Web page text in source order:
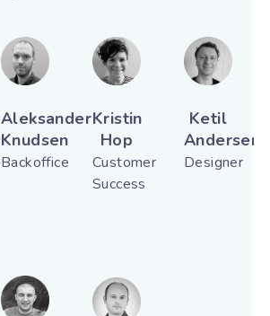
Aleksander
Knudsen
Backoffice
Kristin
Hop
Customer
Success
Ketil
Andersen
Designer